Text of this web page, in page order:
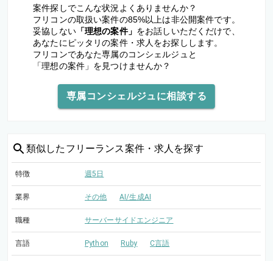
案件探しでこんな状況よくありませんか？
フリコンの取扱い案件の85%以上は非公開案件です。
妥協しない「理想の案件」 をお話しいただくだけで、
あなたにピッタリの案件・求人をお探しします。
フリコンであなた専属のコンシェルジュと
「理想の案件」を見つけませんか？
専属コンシェルジュに相談する
類似した フリーランス案件・求人を探す
特徴 週5日
業界 その他 AI/生成AI
職種 サーバーサイドエンジニア
言語 Python Ruby C言語